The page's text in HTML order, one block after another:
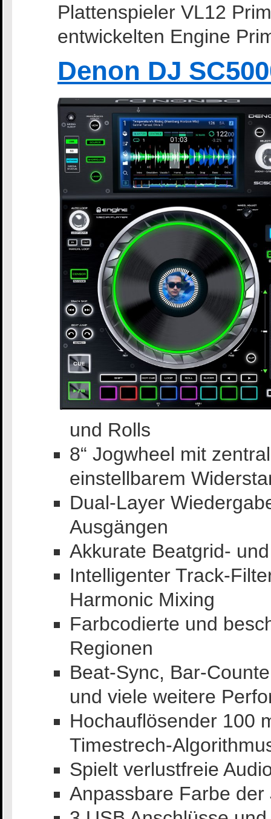
Plattenspieler VL12
entwickelten Engine
Denon DJ
und Rolls
8“ Jogwheel mit
einstellbarem
Dual-Layer
Ausgängen
Akkurate Beatgrid-
Intelligenter Track-
Harmonic Mixing
Farbcodierte und
Regionen
Beat-Sync, Bar-
und viele weitere
Hochauflösender 100
Timestrech-
Spielt verlustfreie
Anpassbare Farbe